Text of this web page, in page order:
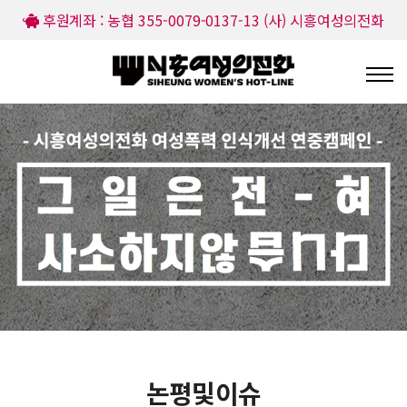
후원계좌 : 농협 355-0079-0137-13 (사) 시흥여성의전화
논평및이슈